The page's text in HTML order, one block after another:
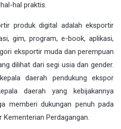
hal praktis.
produk digital adalah eksportir
gim, program, e-book, aplikasi,
eksportir muda dan perempuan
dilihat dari segi usia dan gender.
daerah pendukung ekspor
daerah yang kebijakannya
memberi dukungan penuh pada
Perdagangan.